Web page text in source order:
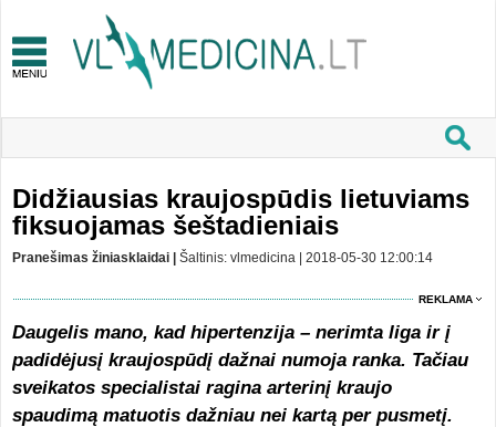
Didžiausias kraujospūdis lietuviams
fiksuojamas šeštadieniais
Pranešimas žiniasklaidai | Šaltinis: vlmedicina | 2018-05-30 12:00:14
REKLAMA
Daugelis mano, kad hipertenzija – nerimta liga ir į
padidėjusį kraujospūdį dažnai numoja ranka. Tačiau
sveikatos specialistai ragina arterinį kraujo
spaudimą matuotis dažniau nei kartą per pusmetį.